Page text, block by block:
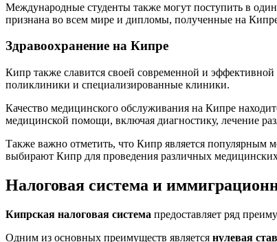
Международные студенты также могут поступить в
признана во всем мире и дипломы, полученные на
Здравоохранение на Кипре
Кипр также славится своей современной и
поликлиники и специализированные клиники.
Качество медицинского обслуживания на Кипре
медицинской помощи, включая диагностику, лечение
Также важно отметить, что Кипр является популярным
выбирают Кипр для проведения различных
Налоговая система и
Кипрская налоговая система предоставляет ряд
Одним из основных преимуществ является нулевая